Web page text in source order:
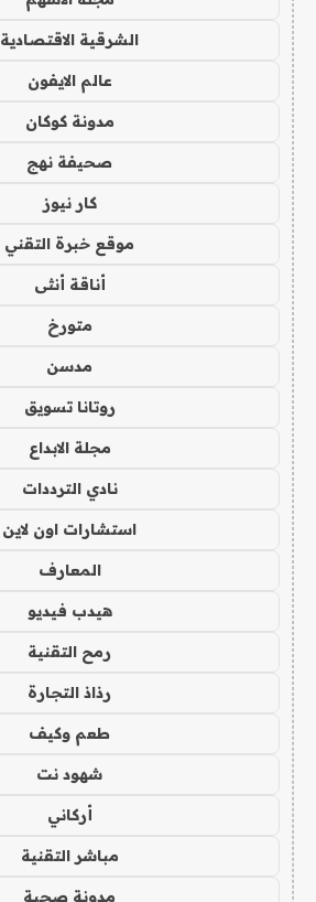
الشرقية الاقتصادية
عالم الايفون
مدونة كوكان
صحيفة نهج
كار نيوز
موقع خبرة التقني
أناقة أنثى
متورخ
مدسن
روتانا تسويق
مجلة الابداع
نادي الترددات
استشارات اون لاين
المعارف
هيدب فيديو
رمح التقنية
رذاذ التجارة
طعم وكيف
شهود نت
أركاني
مباشر التقنية
مدونة صحبة